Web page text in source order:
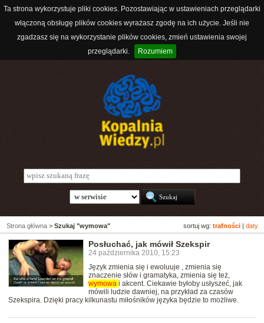
Ta strona wykorzystuje pliki cookies. Pozostawiając w ustawieniach przeglądarki
włączoną obsługę plików cookies wyrażasz zgodę na ich użycie. Jeśli nie
zgadzasz się na wykorzystanie plików cookies, zmień ustawienia swojej
przeglądarki.
Rozumiem
sortuj wg: trafności daty
Strona główna > Szukaj "wymowa"
Posłuchać, jak mówił Szekspir
24 października 2010, 15:23
Język zmienia się i ewoluuje , zmienia się
znaczenie słów i gramatyka, zmienia się też,
wymowa i akcent. Ciekawie byłoby usłyszeć, jak
mówili ludzie dawniej, na przykład za czasów
Szekspira. Dzięki pracy kilkunastu miłośników języka będzie to możliwe.